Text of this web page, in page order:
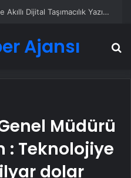
UETDS Nedir ? Uetds.com İle Akıllı Dijital Taşımacılık Yazılımı
Ajansı
Müdürü
: Teknolojiye
dolar